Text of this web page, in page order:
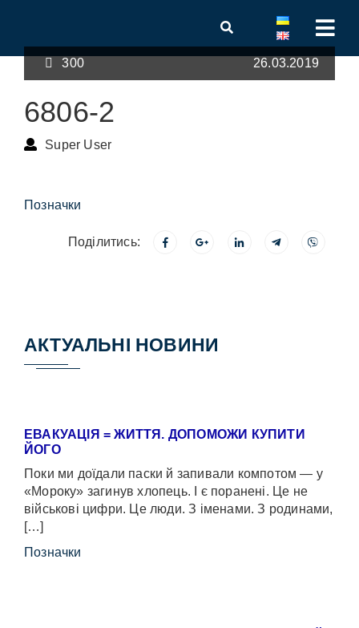
300 26.03.2019
6806-2
Super User
Позначки
Поділитись:
АКТУАЛЬНІ НОВИНИ
ЕВАКУАЦІЯ = ЖИТТЯ. ДОПОМОЖИ КУПИТИ
ЙОГО
Поки ми доїдали паски й запивали компотом — у
«Мороку» загинув хлопець. І є поранені. Це не
військові цифри. Це люди. З іменами. З родинами,
[…]
Позначки